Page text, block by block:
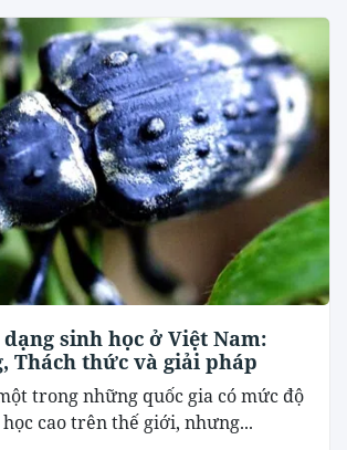
sinh học ở Việt Nam:
Thách thức và giải pháp
trong những quốc gia có mức độ
cao trên thế giới, nhưng...